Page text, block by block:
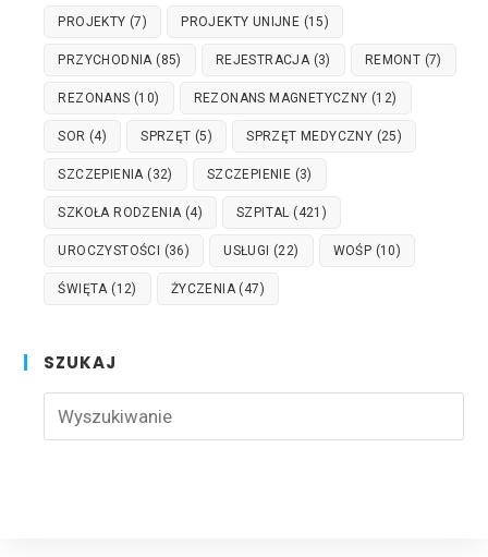
PROJEKTY (7) PROJEKTY UNIJNE (15)
PRZYCHODNIA (85) REJESTRACJA (3) REMONT (7)
REZONANS (10) REZONANS MAGNETYCZNY (12)
SOR (4) SPRZĘT (5) SPRZĘT MEDYCZNY (25)
SZCZEPIENIA (32) SZCZEPIENIE (3)
SZKOŁA RODZENIA (4) SZPITAL (421)
UROCZYSTOŚCI (36) USŁUGI (22) WOŚP (10)
ŚWIĘTA (12) ŻYCZENIA (47)
SZUKAJ